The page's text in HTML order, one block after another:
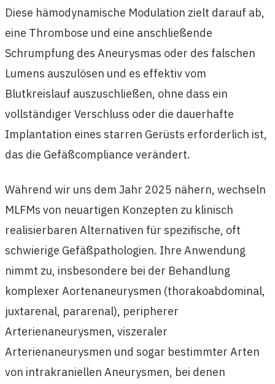
Diese hämodynamische Modulation zielt darauf ab,
eine Thrombose und eine anschließende
Schrumpfung des Aneurysmas oder des falschen
Lumens auszulösen und es effektiv vom
Blutkreislauf auszuschließen, ohne dass ein
vollständiger Verschluss oder die dauerhafte
Implantation eines starren Gerüsts erforderlich ist,
das die Gefäßcompliance verändert.
Während wir uns dem Jahr 2025 nähern, wechseln
MLFMs von neuartigen Konzepten zu klinisch
realisierbaren Alternativen für spezifische, oft
schwierige Gefäßpathologien. Ihre Anwendung
nimmt zu, insbesondere bei der Behandlung
komplexer Aortenaneurysmen (thorakoabdominal,
juxtarenal, pararenal), peripherer
Arterienaneurysmen, viszeraler
Arterienaneurysmen und sogar bestimmter Arten
von intrakraniellen Aneurysmen, bei denen